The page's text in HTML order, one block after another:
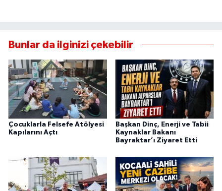
Bunlar da ilginizi çekebilir
Çocuklarla Felsefe Atölyesi
Kapılarını Açtı
Başkan Dinç, Enerji ve Tabii
Kaynaklar Bakanı
Bayraktar’ı Ziyaret Etti